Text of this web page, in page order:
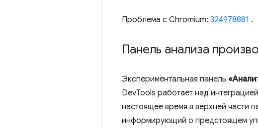
Проблема с Chromium: 324978881 .
Панель анализа
Экспериментальная панель
DevTools работает над
настоящее время в верхней части
информирующий о предстоящем